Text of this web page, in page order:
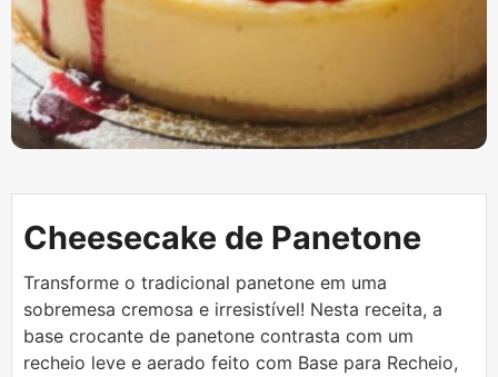
Cheesecake de Panetone
Transforme o tradicional panetone em uma
sobremesa cremosa e irresistível! Nesta receita, a
base crocante de panetone contrasta com um
recheio leve e aerado feito com Base para Recheio,